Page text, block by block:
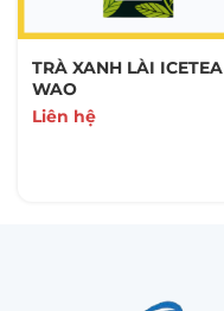
TRÀ XANH LÀI ICETEA
WAO
Liên hệ